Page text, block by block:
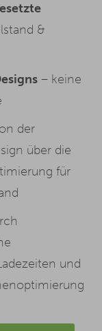
&
– keine
der
über die
für
und